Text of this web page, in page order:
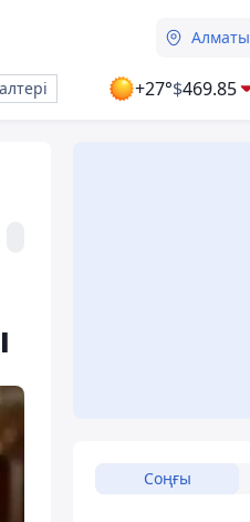
Алматы
+27°$469.85
Соңғы